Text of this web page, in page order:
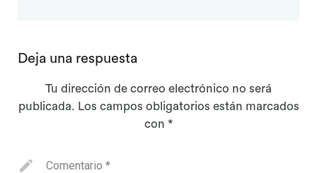
Deja una respuesta
Tu dirección de correo electrónico no será
publicada. Los campos obligatorios están marcados
con *
Comentario *